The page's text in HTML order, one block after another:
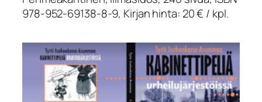
978-952-69138-8-9, Kirjan hinta: 20 € / kpl.